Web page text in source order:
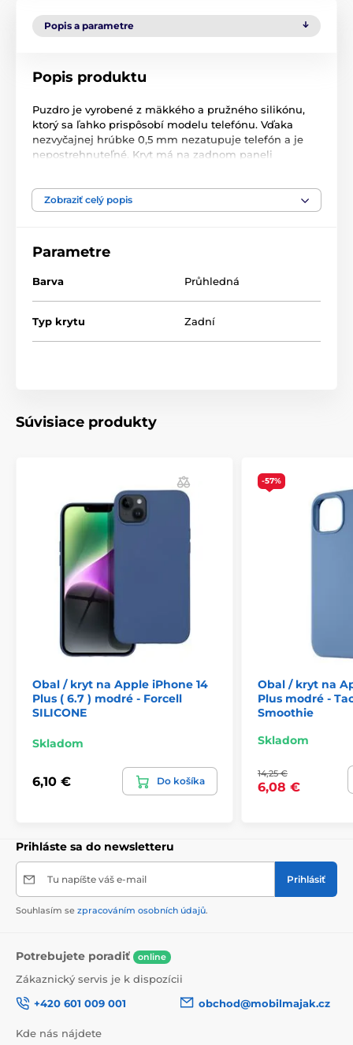
Popis a parametre
Popis produktu
Puzdro je vyrobené z mäkkého a pružného silikónu,
ktorý sa ľahko prispôsobí modelu telefónu. Vďaka
nezvyčajnej hrúbke 0,5 mm nezatupuje telefón a je
nepostrehnuteľné. Kryt má na zadnom paneli
poškriabaním a drobným poškodením. Kryt má výrezy
pre funkčné tlačidlá telefónu, čo uľahčuje jeho voľné
Špecifikácie produktu: Kryt je vybavený ochranným
Kryt je vybavený ochranným krytom pre mobilné
telefóny, ktorý je súčasťou balenia:
Silikón.
Hrúbka: 0,5 mm
Zobraziť celý popis
Parametre
Barva Průhledná
Typ krytu Zadní
Súvisiace produkty
Obal / kryt na Apple iPhone 14
Plus ( 6.7 ) modré - Forcell
SILICONE
Skladom
6,10 € Do košíka
-57%
Obal / kryt na
Plus modré -
Smoothie
Skladom
14,25 €
6,08 €
Prihláste sa do newsletteru
Tu napíšte váš e-mail Prihlásiť
Souhlasím se zpracováním osobních údajů.
Potrebujete poradiť online
Zákaznický servis je k dispozícii
+420 601 009 001
obchod@mobilmajak.cz
Kde nás nájdete